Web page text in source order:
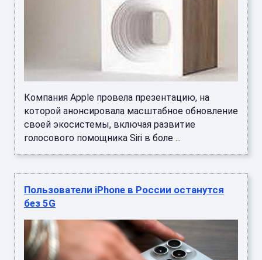
Компания Apple провела презентацию, на
которой анонсировала масштабное обновление
своей экосистемы, включая развитие
голосового помощника Siri в боле ...
Пользователи iPhone в России останутся
без 5G